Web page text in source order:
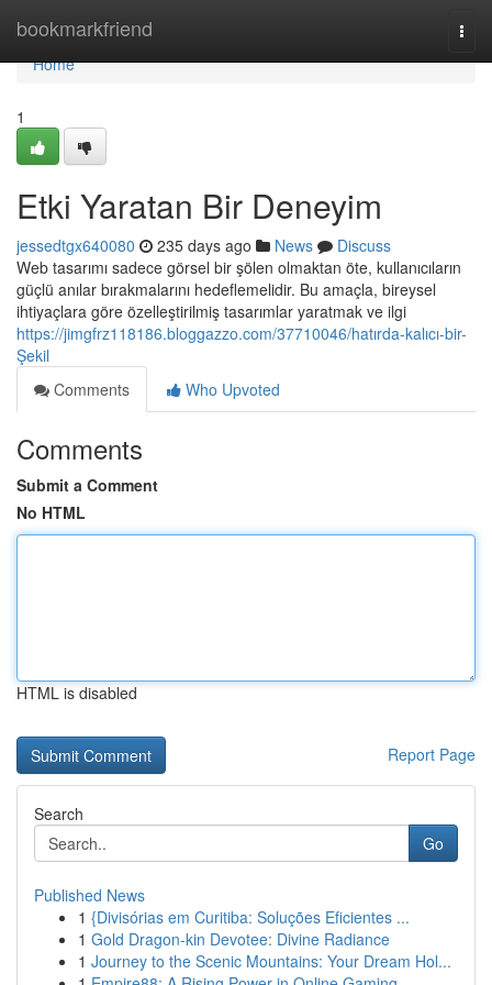
bookmarkfriend
Home
Home
1
Etki Yaratan Bir Deneyim
jessedtgx640080 235 days ago News
Discuss
Web tasarımı sadece görsel bir şölen olmaktan öte, kullanıcıların
güçlü anılar bırakmalarını hedeflemelidir. Bu amaçla, bireysel
ihtiyaçlara göre özelleştirilmiş tasarımlar yaratmak ve ilgi
https://jimgfrz118186.bloggazzo.com/37710046/hatırda-kalıcı-bir-
Şekil
Comments
Who Upvoted
Comments
Submit a Comment
No HTML
HTML is disabled
Report Page
Search
Go
Published News
1 {Divisórias em Curitiba: Soluções Eficientes ...
1 Gold Dragon-kin Devotee: Divine Radiance
1 Journey to the Scenic Mountains: Your Dream Hol...